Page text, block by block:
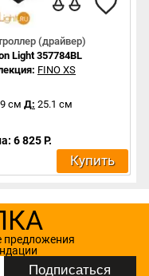
(драйвер)
Light 357784BL
FINO XS
см Д: 25.1 см
6 825 Р.
Купить
предложения